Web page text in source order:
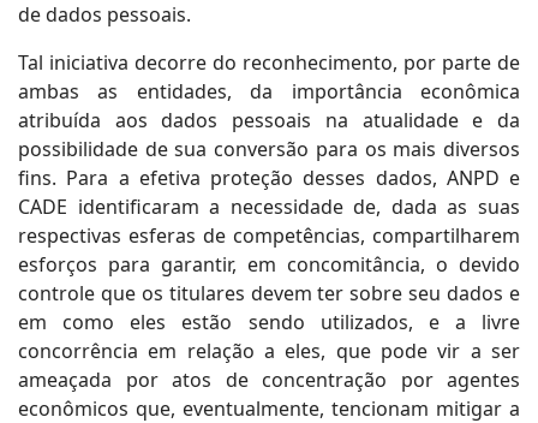
de dados pessoais.
Tal iniciativa decorre do reconhecimento, por parte de
ambas as entidades, da importância econômica
atribuída aos dados pessoais na atualidade e da
possibilidade de sua conversão para os mais diversos
fins. Para a efetiva proteção desses dados, ANPD e
CADE identificaram a necessidade de, dada as suas
respectivas esferas de competências, compartilharem
esforços para garantir, em concomitância, o devido
controle que os titulares devem ter sobre seu dados e
em como eles estão sendo utilizados, e a livre
concorrência em relação a eles, que pode vir a ser
ameaçada por atos de concentração por agentes
econômicos que, eventualmente, tencionam mitigar a